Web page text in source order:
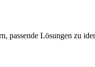
Lösungen zu